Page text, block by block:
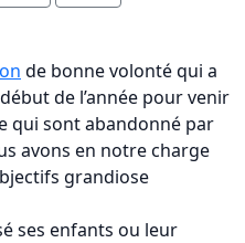
de bonne volonté qui a
de l’année pour venir
qui sont abandonné par
avons en notre charge
grandiose
ses enfants ou leur